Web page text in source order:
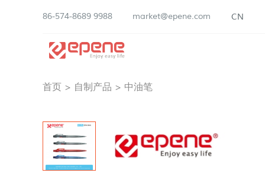
86-574-8689 9988 market@epene.com CN
首页 > 自制产品 > 中油笔